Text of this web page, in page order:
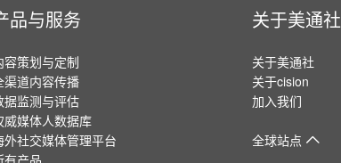
品与服务
容策划与定制
渠道内容传播
据监测与评估
威媒体人数据库
外社交媒体管理平台
有产品
关于美通社
关于美通社
关于cision
加入我们
全球站点